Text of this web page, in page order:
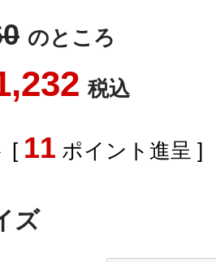
のところ
税込
[ 11 ポイント進呈 ]
ズ